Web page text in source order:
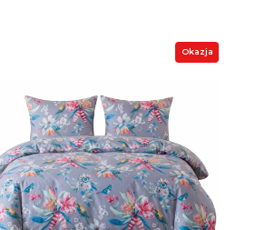
Okazja